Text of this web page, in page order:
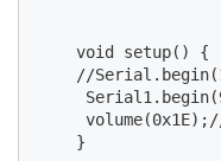
    void setup() {
//
    }